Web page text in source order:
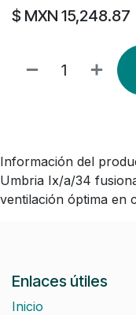
$ MXN 15,248.87
Información del
Umbria Ix/a/34
ventilación óptima en
Enlaces útiles
Inicio